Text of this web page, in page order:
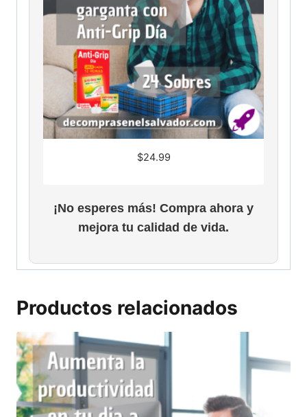
$24.99
¡No esperes más! Compra ahora y
mejora tu calidad de vida.
Productos relacionados